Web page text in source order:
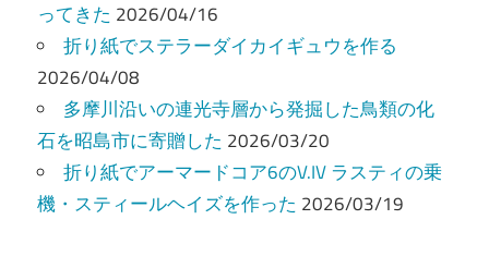
ってきた 2026/04/16
折り紙でステラーダイカイギュウを作る
2026/04/08
多摩川沿いの連光寺層から発掘した鳥類の化
石を昭島市に寄贈した 2026/03/20
折り紙でアーマードコア6のV.IV ラスティの乗
機・スティールヘイズを作った 2026/03/19